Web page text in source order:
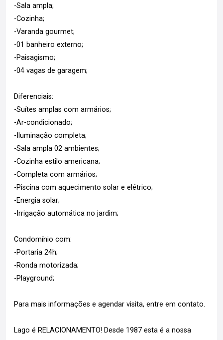
-Sala ampla;
-Cozinha;
-Varanda gourmet;
-01 banheiro externo;
-Paisagismo;
-04 vagas de garagem;
Diferenciais:
-Suítes amplas com armários;
-Ar-condicionado;
-Iluminação completa;
-Sala ampla 02 ambientes;
-Cozinha estilo americana;
-Completa com armários;
-Piscina com aquecimento solar e elétrico;
-Energia solar;
-Irrigação automática no jardim;
Condomínio com:
-Portaria 24h;
-Ronda motorizada;
-Playground;
Para mais informações e agendar visita, entre em contato.
Lago é RELACIONAMENTO! Desde 1987 esta é a nossa